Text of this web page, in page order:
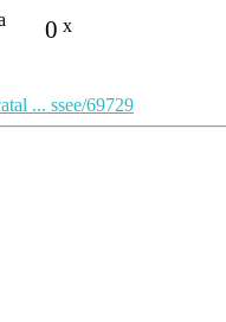
0 x
... ssee/69729